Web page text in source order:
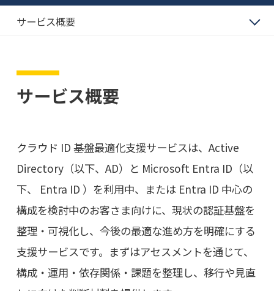
サービス概要
サービス概要
クラウド ID 基盤最適化支援サービスは、Active
Directory（以下、AD）と Microsoft Entra ID（以
下、 Entra ID ）を利用中、または Entra ID 中心の
構成を検討中のお客さま向けに、現状の認証基盤を
整理・可視化し、今後の最適な進め方を明確にする
支援サービスです。まずはアセスメントを通じて、
構成・運用・依存関係・課題を整理し、移行や見直